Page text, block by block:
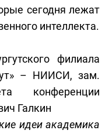
сегодня лежат
интеллекта.
филиала
– НИИСИ, зам.
конференции
Галкин
идеи академика